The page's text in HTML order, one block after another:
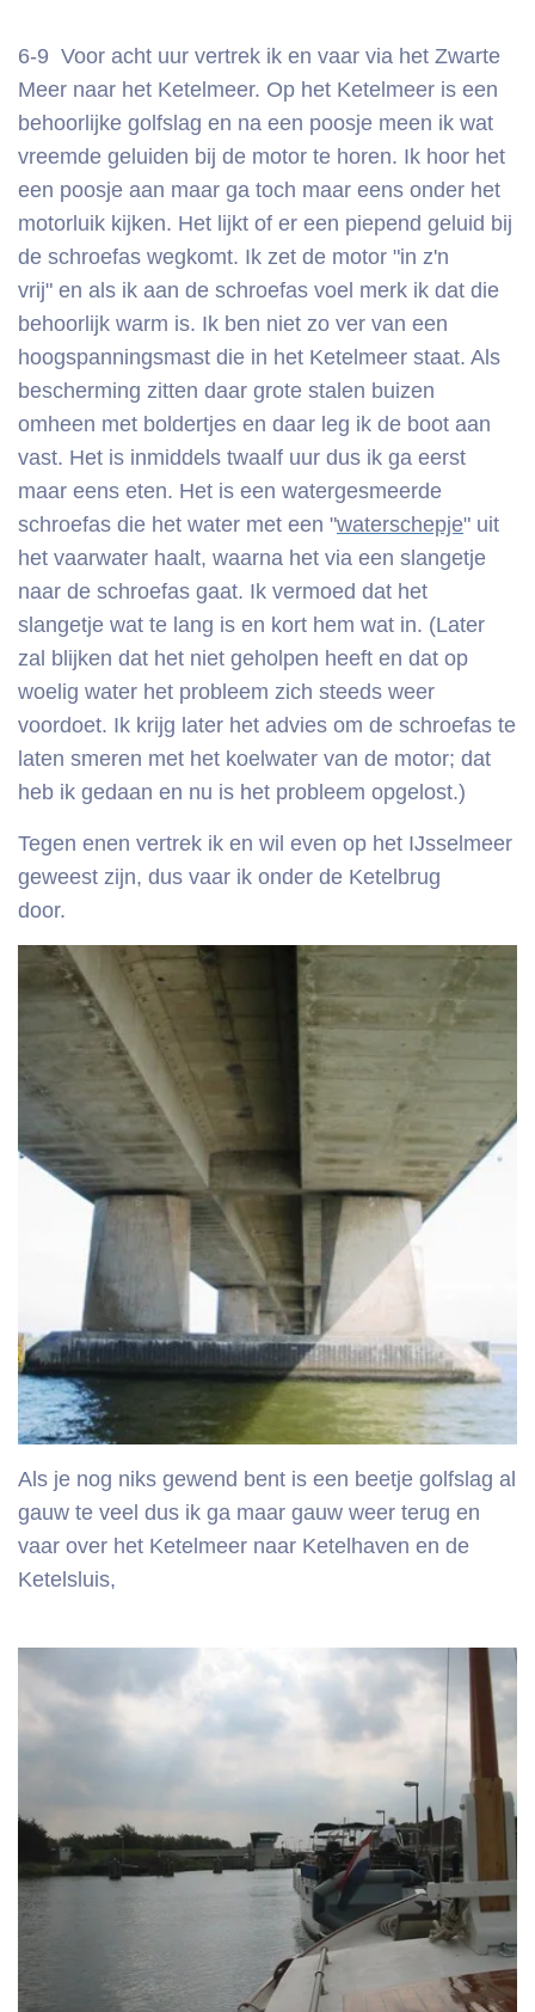
6-9 Voor acht uur vertrek ik en vaar via het Zwarte
Meer naar het Ketelmeer. Op het Ketelmeer is een
behoorlijke golfslag en na een poosje meen ik wat
vreemde geluiden bij de motor te horen. Ik hoor het
een poosje aan maar ga toch maar eens onder het
motorluik kijken. Het lijkt of er een piepend geluid bij
de schroefas wegkomt. Ik zet de motor "in z'n
vrij" en als ik aan de schroefas voel merk ik dat die
behoorlijk warm is. Ik ben niet zo ver van een
hoogspanningsmast die in het Ketelmeer staat. Als
bescherming zitten daar grote stalen buizen
omheen met boldertjes en daar leg ik de boot aan
vast. Het is inmiddels twaalf uur dus ik ga eerst
maar eens eten. Het is een watergesmeerde
schroefas die het water met een "waterschepje" uit
het vaarwater haalt, waarna het via een slangetje
naar de schroefas gaat. Ik vermoed dat het
slangetje wat te lang is en kort hem wat in. (Later
zal blijken dat het niet geholpen heeft en dat op
woelig water het probleem zich steeds weer
voordoet. Ik krijg later het advies om de schroefas te
laten smeren met het koelwater van de motor; dat
heb ik gedaan en nu is het probleem opgelost.)
Tegen enen vertrek ik en wil even op het IJsselmeer
geweest zijn, dus vaar ik onder de Ketelbrug
door.
Als je nog niks gewend bent is een beetje golfslag al
gauw te veel dus ik ga maar gauw weer terug en
vaar over het Ketelmeer naar Ketelhaven en de
Ketelsluis,